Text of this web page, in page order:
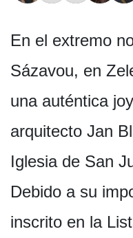
En el extremo
Sázavou, en
una auténtica
arquitecto Jan
Iglesia de San
Debido a su
inscrito en la